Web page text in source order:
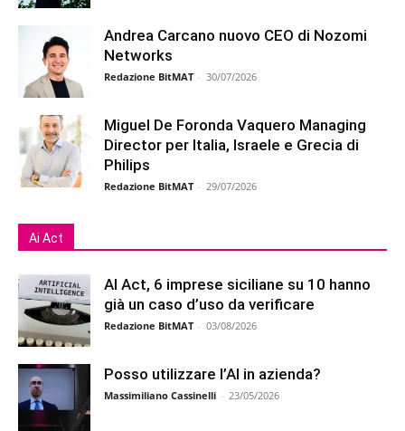
Andrea Carcano nuovo CEO di Nozomi
Networks
Redazione BitMAT - 30/07/2026
Miguel De Foronda Vaquero Managing
Director per Italia, Israele e Grecia di
Philips
Redazione BitMAT - 29/07/2026
Ai Act
AI Act, 6 imprese siciliane su 10 hanno
già un caso d’uso da verificare
Redazione BitMAT - 03/08/2026
Posso utilizzare l’AI in azienda?
Massimiliano Cassinelli - 23/05/2026